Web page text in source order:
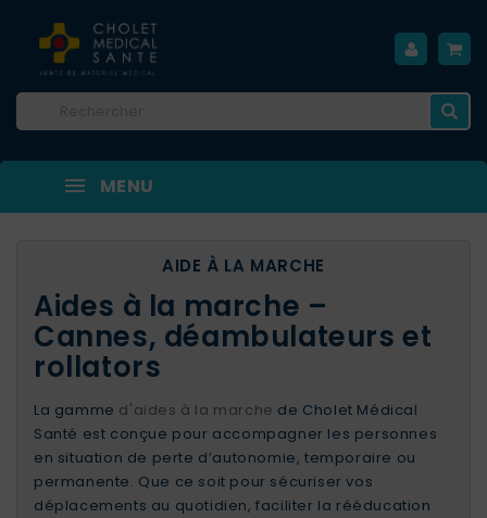
MENU
AIDE À LA MARCHE
Aides à la marche –
Cannes, déambulateurs et
rollators
La gamme d'aides à la marche de Cholet Médical
Santé est conçue pour accompagner les personnes
en situation de perte d’autonomie, temporaire ou
permanente. Que ce soit pour sécuriser vos
déplacements au quotidien, faciliter la rééducation